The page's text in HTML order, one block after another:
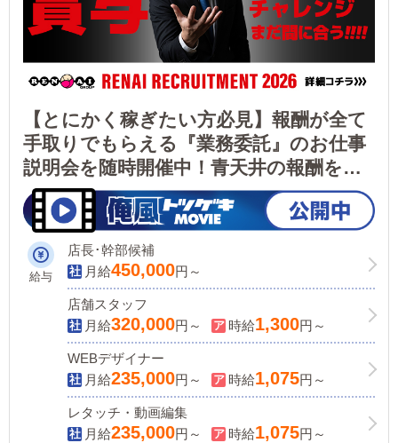
【とにかく稼ぎたい方必見】報酬が全て
手取りでもらえる『業務委託』のお仕事
説明会を随時開催中！青天井の報酬を受
け取ろう！「寮完備・社保完備・福利厚
生充実・手当多数・賞与/昇給(年最大4回)
あり」
給与
店長･幹部候補
月給450,000円～
店舗スタッフ
月給320,000円～ 時給1,300円～
WEBデザイナー
月給235,000円～ 時給1,075円～
レタッチ・動画編集
月給235,000円～ 時給1,075円～